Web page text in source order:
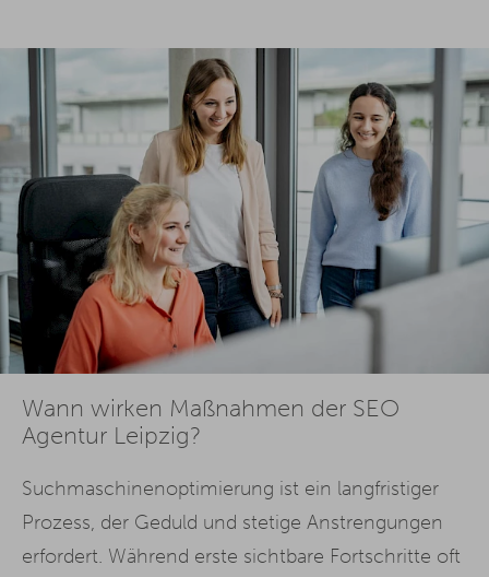
Wann wirken Maßnahmen der SEO
Agentur Leipzig?
Suchmaschinenoptimierung ist ein langfristiger
Prozess, der Geduld und stetige Anstrengungen
erfordert. Während erste sichtbare Fortschritte oft